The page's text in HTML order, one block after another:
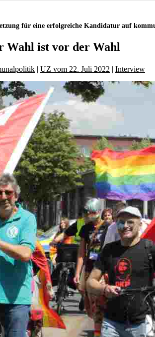
für eine erfolgreiche Kandidatur auf
Wahl ist vor der Wahl
| UZ vom 22. Juli 2022 | Interview